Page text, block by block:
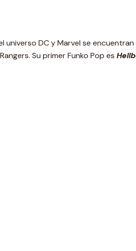
universo DC y Marvel se
Su primer Funko Pop es